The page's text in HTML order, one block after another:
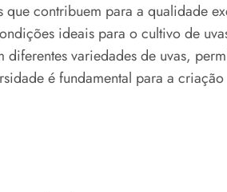
contribuem para a qualidade
ideais para o cultivo de
variedades de uvas,
é fundamental para a